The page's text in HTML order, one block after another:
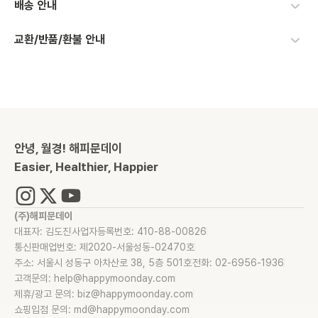
배송 안내
교환/반품/환불 안내
안녕, 월경! 해피문데이
Easier, Healthier, Happier
(주)해피문데이
대표자: 김도진사업자등록번호: 410-88-00826
통신판매업번호: 제2020-서울성동-02470호
주소: 서울시 성동구 아차산로 38, 5층 501호전화: 02-6956-1936
고객문의: help@happymoonday.com
제휴/광고 문의: biz@happymoonday.com
쇼핑입점 문의: md@happymoonday.com